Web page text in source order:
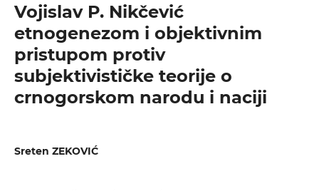
Vojislav P. Nikčević
etnogenezom i objektivnim
pristupom protiv
subjektivističke teorije o
crnogorskom narodu i naciji
Sreten ZEKOVIĆ